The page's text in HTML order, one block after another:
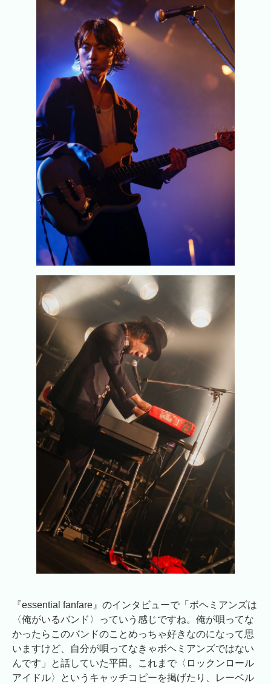
『essential fanfare』のインタビューで「ボヘミアンズは
〈俺がいるバンド〉っていう感じですね。俺が唄ってな
かったらこのバンドのことめっちゃ好きなのになって思
いますけど、自分が唄ってなきゃボヘミアンズではない
んです」と話していた平田。これまで〈ロックンロール
アイドル〉というキャッチコピーを掲げたり、レーベル